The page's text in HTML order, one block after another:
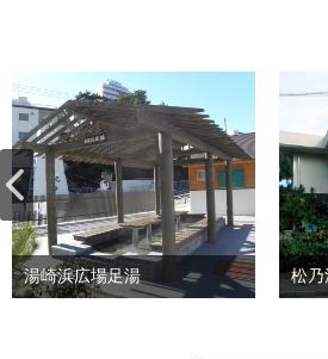
湯崎浜広場足湯 松乃